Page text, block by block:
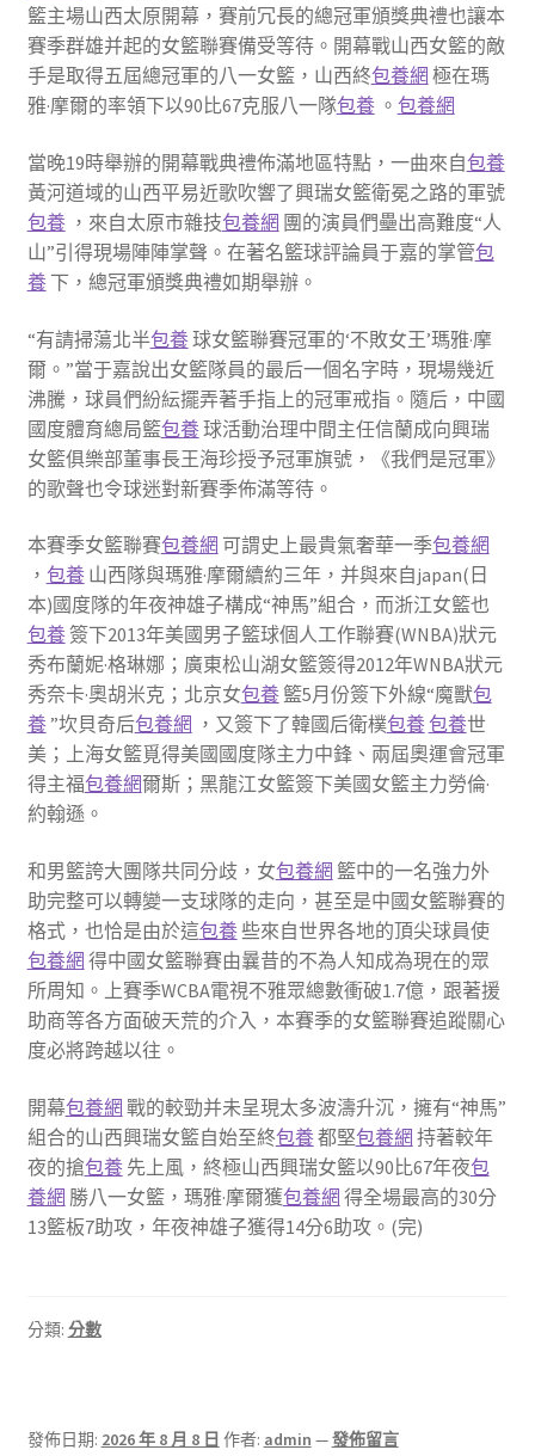
籃主場山西太原開幕，賽前冗長的總冠軍頒獎典禮也讓本
賽季群雄并起的女籃聯賽備受等待。開幕戰山西女籃的敵
手是取得五屆總冠軍的八一女籃，山西終包養網 極在瑪
雅·摩爾的率領下以90比67克服八一隊包養。 包養網
當晚19時舉辦的開幕戰典禮佈滿地區特點，一曲來自包養
黃河道域的山西平易近歌吹響了興瑞女籃衛冕之路的軍號
包養，來自太原市雜技包養網 團的演員們壘出高難度“人
山”引得現場陣陣掌聲。在著名籃球評論員于嘉的掌管包
養下，總冠軍頒獎典禮如期舉辦。
“有請掃蕩北半包養球女籃聯賽冠軍的‘不敗女王’瑪雅·摩
爾。”當于嘉說出女籃隊員的最后一個名字時，現場幾近
沸騰，球員們紛紜擺弄著手指上的冠軍戒指。隨后，中國
國度體育總局籃包養球活動治理中間主任信蘭成向興瑞
女籃俱樂部董事長王海珍授予冠軍旗號，《我們是冠軍》
的歌聲也令球迷對新賽季佈滿等待。
本賽季女籃聯賽包養網 可謂史上最貴氣奢華一季包養網
， 包養山西隊與瑪雅·摩爾續約三年，并與來自japan(日
本)國度隊的年夜神雄子構成“神馬”組合，而浙江女籃也
包養簽下2013年美國男子籃球個人工作聯賽(WNBA)狀元
秀布蘭妮·格琳娜；廣東松山湖女籃簽得2012年WNBA狀元
秀奈卡·奧胡米克；北京女包養籃5月份簽下外線“魔獸包
養”坎貝奇后包養網 ，又簽下了韓國后衛樸包養包養世
美；上海女籃覓得美國國度隊主力中鋒、兩屆奧運會冠軍
得主福包養網爾斯；黑龍江女籃簽下美國女籃主力勞倫·
約翰遜。
和男籃誇大團隊共同分歧，女包養網 籃中的一名強力外
助完整可以轉變一支球隊的走向，甚至是中國女籃聯賽的
格式，也恰是由於這包養些來自世界各地的頂尖球員使
包養網 得中國女籃聯賽由曩昔的不為人知成為現在的眾
所周知。上賽季WCBA電視不雅眾總數衝破1.7億，跟著援
助商等各方面破天荒的介入，本賽季的女籃聯賽追蹤關心
度必將跨越以往。
開幕包養網 戰的較勁并未呈現太多波濤升沉，擁有“神馬”
組合的山西興瑞女籃自始至終包養都堅包養網 持著較年
夜的搶包養先上風，終極山西興瑞女籃以90比67年夜包
養網 勝八一女籃，瑪雅·摩爾獲包養網 得全場最高的30分
13籃板7助攻，年夜神雄子獲得14分6助攻。(完)
分類: 分數
發佈日期: 2026 年 8 月 8 日 作者: admin —發佈留言